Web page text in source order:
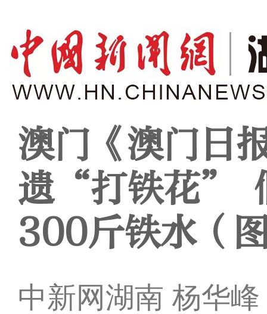
澳门《澳门日
遗“打铁花”
300斤铁水（
中新网湖南 杨华峰